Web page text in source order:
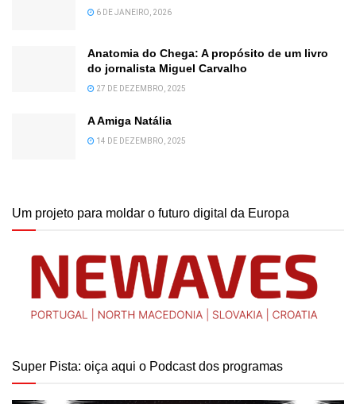
6 DE JANEIRO, 2026
Anatomia do Chega: A propósito de um livro
do jornalista Miguel Carvalho
27 DE DEZEMBRO, 2025
A Amiga Natália
14 DE DEZEMBRO, 2025
Um projeto para moldar o futuro digital da Europa
Super Pista: oiça aqui o Podcast dos programas